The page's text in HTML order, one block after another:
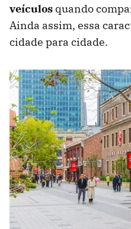
veículos quando
Ainda assim, essa
cidade para cidade.